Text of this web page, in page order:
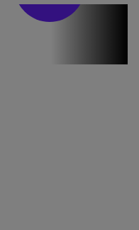
Stirile PRO TV